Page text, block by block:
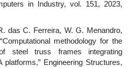
in Industry, vol. 151, 2023,
das C. Ferreira, W. G. Menandro,
methodology for the
steel truss frames integrating
platforms,” Engineering Structures,